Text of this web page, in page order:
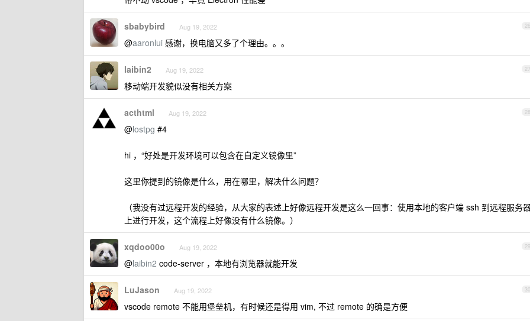
26
sbabybird Aug 19, 2022
@aaronlui 感谢，换电脑又多了个理由。。。
27
laibin2 Aug 19, 2022
移动端开发貌似没有相关方案
28
acthtml Aug 19, 2022
@lostpg #4
hi ，“好处是开发环境可以包含在自定义镜像里”
这里你提到的镜像是什么，用在哪里，解决什么问题？
（我没有过远程开发的经验，从大家的表述上好像远程开发是这么一回事：使用本地的客户端 ssh 到远程服务
上进行开发，这个流程上好像没有什么镜像。）
29
xqdoo00o Aug 19, 2022
@laibin2 code-server ，本地有浏览器就能开发
30
LuJason Aug 19, 2022
vscode remote 不能用堡垒机，有时候还是得用 vim, 不过 remote 的确是方便